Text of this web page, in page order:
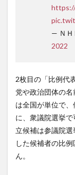
— ＮＨ
2022
2枚目の「比例代
党や政治団体の
は全国が単位で
に、衆議院選挙
立候補は参議院
した候補者の比
ん。